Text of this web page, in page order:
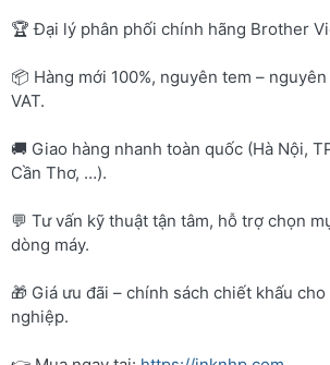
🏆 Đại lý phân phối chính hãng Brother
📦 Hàng mới 100%, nguyên tem –
VAT.
🚚 Giao hàng nhanh toàn quốc (Hà Nội,
Cần Thơ, …).
💬 Tư vấn kỹ thuật tận tâm, hỗ trợ chọn
dòng máy.
🎁 Giá ưu đãi – chính sách chiết khấu cho
nghiệp.